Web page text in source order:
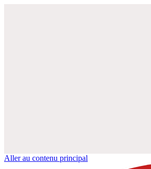
Aller au contenu principal